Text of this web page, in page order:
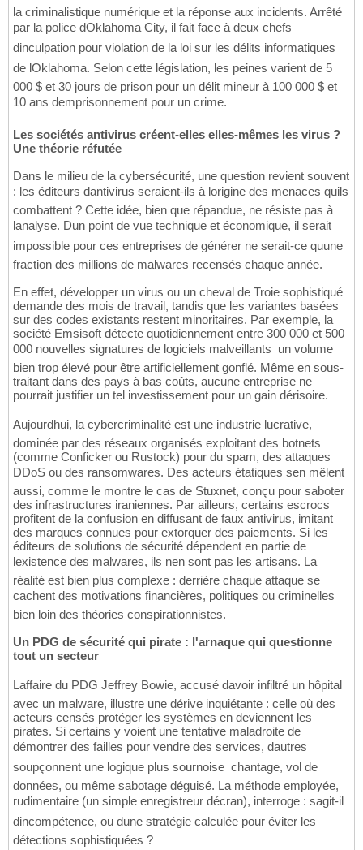
la criminalistique numérique et la réponse aux incidents. Arrêté
par la police dOklahoma City, il fait face à deux chefs
dinculpation pour violation de la loi sur les délits informatiques
de lOklahoma. Selon cette législation, les peines varient de 5
000 $ et 30 jours de prison pour un délit mineur à 100 000 $ et
10 ans demprisonnement pour un crime.
Les sociétés antivirus créent-elles elles-mêmes les virus ?
Une théorie réfutée
Dans le milieu de la cybersécurité, une question revient souvent
: les éditeurs dantivirus seraient-ils à lorigine des menaces quils
combattent ? Cette idée, bien que répandue, ne résiste pas à
lanalyse. Dun point de vue technique et économique, il serait
impossible pour ces entreprises de générer ne serait-ce quune
fraction des millions de malwares recensés chaque année.
En effet, développer un virus ou un cheval de Troie sophistiqué
demande des mois de travail, tandis que les variantes basées
sur des codes existants restent minoritaires. Par exemple, la
société Emsisoft détecte quotidiennement entre 300 000 et 500
000 nouvelles signatures de logiciels malveillants  un volume
bien trop élevé pour être artificiellement gonflé. Même en sous-
traitant dans des pays à bas coûts, aucune entreprise ne
pourrait justifier un tel investissement pour un gain dérisoire.
Aujourdhui, la cybercriminalité est une industrie lucrative,
dominée par des réseaux organisés exploitant des botnets
(comme Conficker ou Rustock) pour du spam, des attaques
DDoS ou des ransomwares. Des acteurs étatiques sen mêlent
aussi, comme le montre le cas de Stuxnet, conçu pour saboter
des infrastructures iraniennes. Par ailleurs, certains escrocs
profitent de la confusion en diffusant de faux antivirus, imitant
des marques connues pour extorquer des paiements. Si les
éditeurs de solutions de sécurité dépendent en partie de
lexistence des malwares, ils nen sont pas les artisans. La
réalité est bien plus complexe : derrière chaque attaque se
cachent des motivations financières, politiques ou criminelles 
bien loin des théories conspirationnistes.
Un PDG de sécurité qui pirate : l'arnaque qui questionne
tout un secteur
Laffaire du PDG Jeffrey Bowie, accusé davoir infiltré un hôpital
avec un malware, illustre une dérive inquiétante : celle où des
acteurs censés protéger les systèmes en deviennent les
pirates. Si certains y voient une tentative maladroite de
démontrer des failles pour vendre des services, dautres
soupçonnent une logique plus sournoise  chantage, vol de
données, ou même sabotage déguisé. La méthode employée,
rudimentaire (un simple enregistreur décran), interroge : sagit-il
dincompétence, ou dune stratégie calculée pour éviter les
détections sophistiquées ?